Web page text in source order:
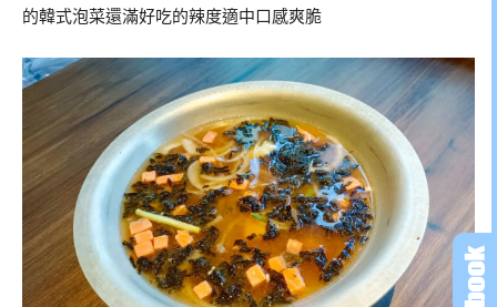
的韓式泡菜還滿好吃的辣度適中口感爽脆